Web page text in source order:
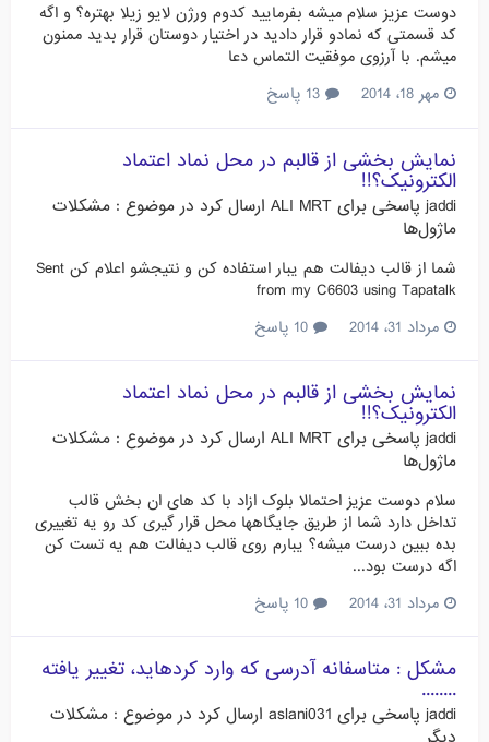
دوست عزیز سلام میشه بفرمایید کدوم ورژن لایو زیلا بهتره؟ و اگه
کد قسمتی که نمادو قرار دادید در اختیار دوستان قرار بدید ممنون
میشم. با آرزوی موفقیت التماس دعا
مهر 18، 2014
نمایش بخشی از قالبم در محل نماد اعتماد
الکترونیک؟!!
jaddi پاسخی برای ALI MRT ارسال کرد در موضوع : مشکلات
ماژول‌ها
شما از قالب دیفالت هم یبار استفاده کن و نتیجشو اعلام کن Sent
from my C6603 using Tapatalk
مرداد 31، 2014
نمایش بخشی از قالبم در محل نماد اعتماد
الکترونیک؟!!
jaddi پاسخی برای ALI MRT ارسال کرد در موضوع : مشکلات
ماژول‌ها
سلام دوست عزیز احتمالا بلوک ازاد با کد های ان بخش قالب
تداخل دارد شما از طریق جایگاهها محل قرار گیری کد رو یه تغییری
بده ببین درست میشه؟ یبارم روی قالب دیفالت هم یه تست کن
اگه درست بود...
مرداد 31، 2014
مشكل : متاسفانه آدرسی که وارد کرده‏‏‏‏‏اید، تغییر یافته
........
jaddiپاسخی برای aslani031 ارسال کرد در موضوع : مشکلات